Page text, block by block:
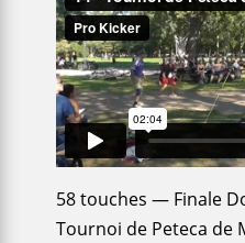
58 touches — Finale
Tournoi de Peteca de